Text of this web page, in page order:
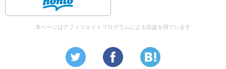
Be, Examine, Lessen , Let go , Appliciate
・RAIN (煩悩に限らず、知るということについて)
DROP (主観でしか見れない無明)
本ページはアフィリエイトプログラムによる収益を得ています